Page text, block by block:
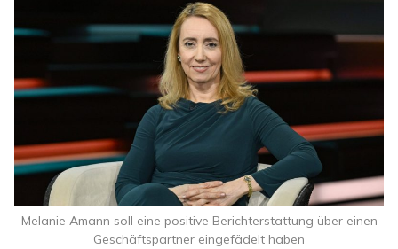
Melanie Amann soll eine positive Berichterstattung über einen
Geschäftspartner eingefädelt haben